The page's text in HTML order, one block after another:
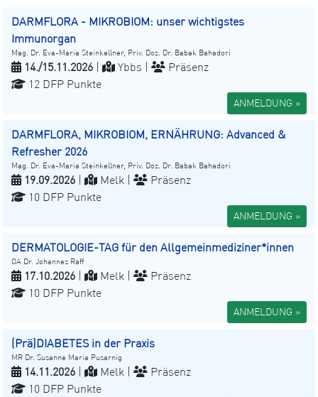
DARMFLORA - MIKROBIOM: unser wichtigstes
Immunorgan
Mag. Dr. Eva-Maria Steinkellner, Priv. Doz. Dr. Babak Bahadori
14./15.11.2026 Ybbs |
Präsenz
12 DFP Punkte
ANMELDUNG »
DARMFLORA, MIKROBIOM, ERNÄHRUNG: Advanced &
Refresher 2026
Mag. Dr. Eva-Maria Steinkellner, Priv. Doz. Dr. Babak Bahadori
19.09.2026 Melk |
Präsenz
10 DFP Punkte
ANMELDUNG »
DERMATOLOGIE-TAG für den Allgemeinmediziner*innen
OA Dr. Johannes Raff
17.10.2026 Melk |
Präsenz
10 DFP Punkte
ANMELDUNG »
(Prä)DIABETES in der Praxis
MR Dr. Susanne Maria Pusarnig
14.11.2026 Melk |
Präsenz
10 DFP Punkte